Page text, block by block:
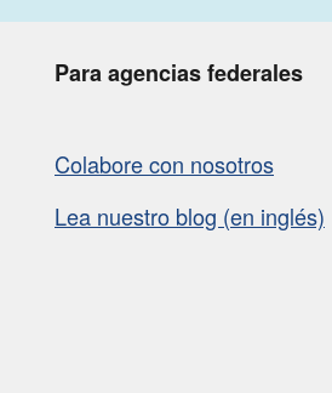
Para agencias federales
Colabore con nosotros
Lea nuestro blog (en inglés)